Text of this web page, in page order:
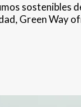
Green Way